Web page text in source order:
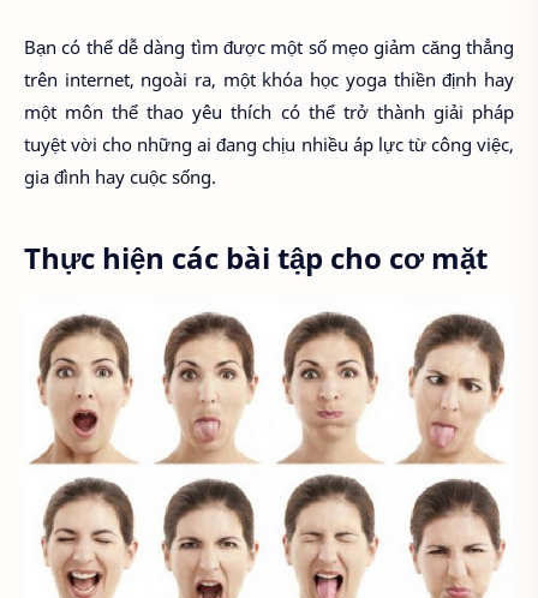
Bạn có thể dễ dàng tìm được một số mẹo giảm căng thẳng
trên internet, ngoài ra, một khóa học yoga thiền định hay
một môn thể thao yêu thích có thể trở thành giải pháp
tuyệt vời cho những ai đang chịu nhiều áp lực từ công việc,
gia đình hay cuộc sống.
Thực hiện các bài tập cho cơ mặt